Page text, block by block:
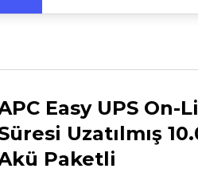
Easy UPS On-
Uzatılmış
Paketli